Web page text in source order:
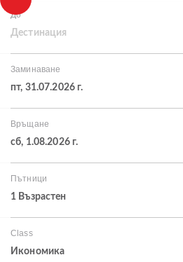
До
Дестинация
Заминаване
пт, 31.07.2026 г.
Връщане
сб, 1.08.2026 г.
Пътници
1 Възрастен
Class
Икономика